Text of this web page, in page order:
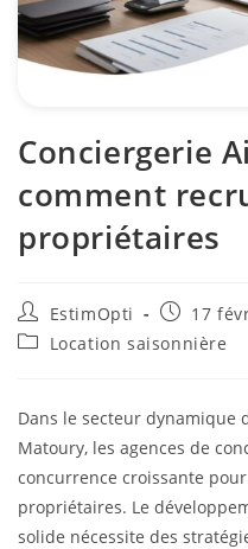
Conciergerie
comment
propriétaires
EstimOpti
17
Location saisonnière
Dans le secteur dynamique
Matoury, les agences de
concurrence croissante
propriétaires. Le
solide nécessite des